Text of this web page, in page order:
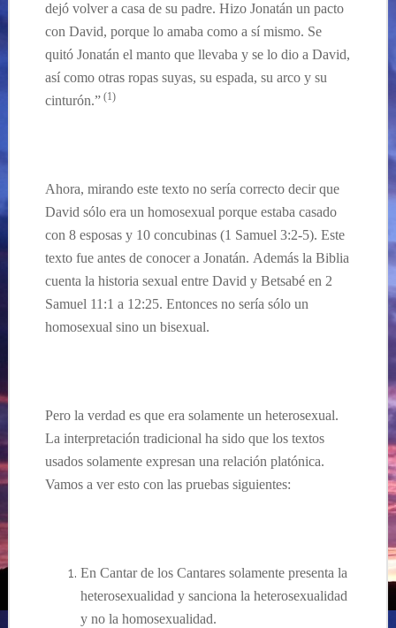
dejó volver a casa de su padre. Hizo Jonatán un pacto
con David, porque lo amaba como a sí mismo. Se
quitó Jonatán el manto que llevaba y se lo dio a David,
así como otras ropas suyas, su espada, su arco y su
cinturón.”(1)
Ahora, mirando este texto no sería correcto decir que
David sólo era un homosexual porque estaba casado
con 8 esposas y 10 concubinas (1 Samuel 3:2-5). Este
texto fueantes de conocer a Jonatán. Además la Biblia
cuenta la historia sexual entre David y Betsabé en 2
Samuel 11:1 a 12:25. Entonces no sería sólo un
homosexual sino un bisexual.
Pero la verdad es que era solamente un heterosexual.
La interpretación tradicional ha sido que los textos
usados solamente expresan una relación platónica.
Vamos a ver esto con las pruebas siguientes:
En Cantar de los Cantares solamentepresenta la
heterosexualidad y sanciona la heterosexualidad
y no la homosexualidad.